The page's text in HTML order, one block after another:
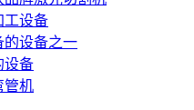
工设备
的设备之一
设备
管机